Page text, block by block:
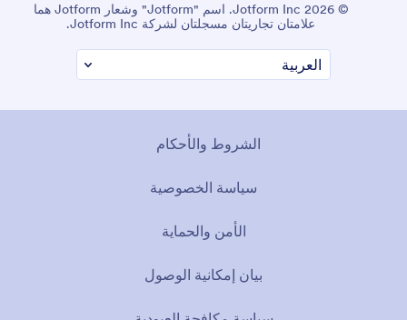
© 2026 Jotform Inc. اسم "Jotform" وشعار Jotform هما
علامتان تجاريتان مسجلتان لشركة Jotform Inc.
الشروط والأحكام
سياسة الخصوصية
الأمن والحماية
بيان إمكانية الوصول